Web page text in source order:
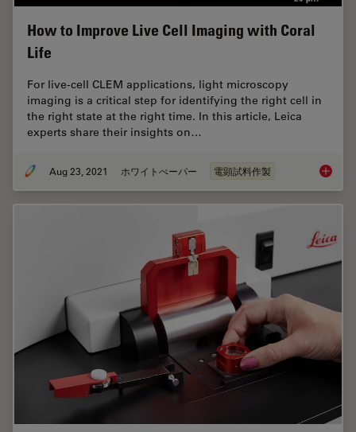
How to Improve Live Cell Imaging with Coral
Life
For live-cell CLEM applications, light microscopy
imaging is a critical step for identifying the right cell in
the right state at the right time. In this article, Leica
experts share their insights on…
Aug 23, 2021 ホワイトぺーパー 電顕試料作製 How to